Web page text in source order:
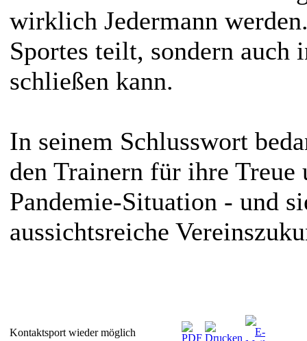
wirklich Jedermann
Sportes teilt, sondern auch
schließen kann.
In seinem Schlusswort
den Trainern für ihre
Pandemie-Situation - und
aussichtsreiche
Kontaktsport wieder möglich